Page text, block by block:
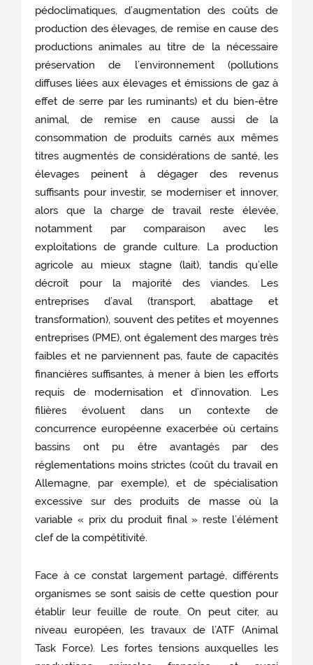
pédoclimatiques, d’augmentation des coûts de
production des élevages, de remise en cause des
productions animales au titre de la nécessaire
préservation de l’environnement (pollutions
diffuses liées aux élevages et émissions de gaz à
effet de serre par les ruminants) et du bien-être
animal, de remise en cause aussi de la
consommation de produits carnés aux mêmes
titres augmentés de considérations de santé, les
élevages peinent à dégager des revenus
suffisants pour investir, se moderniser et innover,
alors que la charge de travail reste élevée,
notamment par comparaison avec les
exploitations de grande culture. La production
agricole au mieux stagne (lait), tandis qu’elle
décroît pour la majorité des viandes. Les
entreprises d’aval (transport, abattage et
transformation), souvent des petites et moyennes
entreprises (PME), ont également des marges très
faibles et ne parviennent pas, faute de capacités
financières suffisantes, à mener à bien les efforts
requis de modernisation et d’innovation. Les
filières évoluent dans un contexte de
concurrence européenne exacerbée où certains
bassins ont pu être avantagés par des
réglementations moins strictes (coût du travail en
Allemagne, par exemple), et de spécialisation
excessive sur des produits de masse où la
variable « prix du produit final » reste l’élément
clef de la compétitivité.
Face à ce constat largement partagé, différents
organismes se sont saisis de cette question pour
établir leur feuille de route. On peut citer, au
niveau européen, les travaux de l’ATF (Animal
Task Force). Les fortes tensions auxquelles les